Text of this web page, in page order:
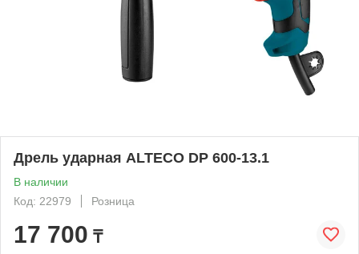
Дрель ударная ALTECO DP 600-13.1
В наличии
Код: 22979
Розница
17 700 ₸